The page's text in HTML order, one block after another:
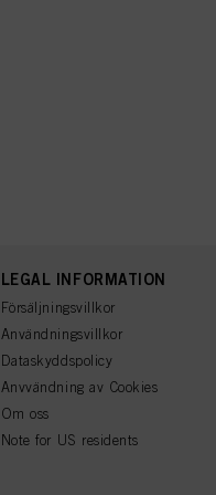
LEGAL INFORMATION
Försäljningsvillkor
Användningsvillkor
Dataskyddspolicy
Anvvändning av Cookies
Om oss
Note for US residents